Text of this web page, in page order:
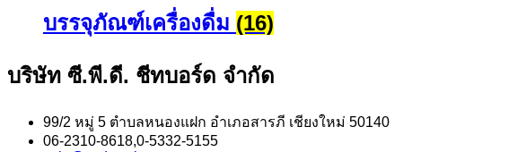
บรรจุภัณฑ์เครื่องดื่ม (16)
บริษัท ซี.พี.ดี. ชีทบอร์ด จำกัด
99/2 หมู่ 5 ตำบลหนองแฝก อำเภอสารภี เชียงใหม่ 50140
06-2310-8618,0-5332-5155